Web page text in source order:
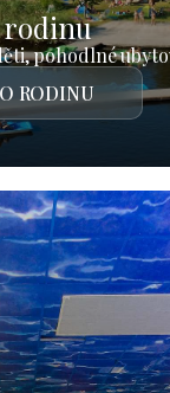
pohodlné
RODINU